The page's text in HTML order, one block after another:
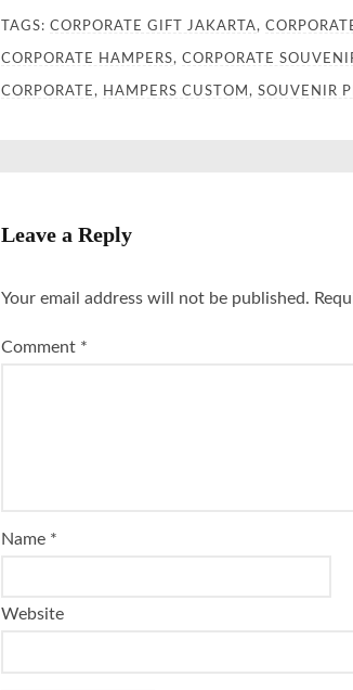
TAGS: CORPORATE GIFT JAKARTA,
CORPORATE HAMPERS, CORPORATE
CORPORATE, HAMPERS CUSTOM , SOUVENIR
Leave a Reply
Your email address will not be published.
Comment *
Name *
Website